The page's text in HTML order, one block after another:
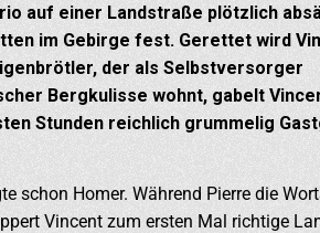
auf einer Landstraße plötzlich
im Gebirge fest. Gerettet wird
der als Selbstversorger
Bergkulisse wohnt, gabelt
Stunden reichlich grummelig
schon Homer. Während Pierre die
Vincent zum ersten Mal richtige